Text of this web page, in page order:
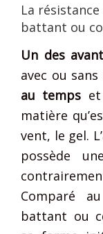
La
battant ou
Un des
avec ou
au temps
matière
vent, le gel.
possède
Comparé
battant ou